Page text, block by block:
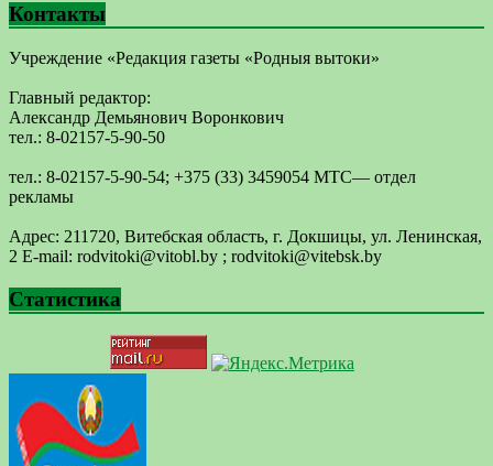
Контакты
Учреждение «Редакция газеты «Родныя вытоки»
Главный редактор:
Александр Демьянович Воронкович
тел.: 8-02157-5-90-50
тел.: 8-02157-5-90-54; +375 (33) 3459054 МТС— отдел
рекламы
Адрес: 211720, Витебская область, г. Докшицы, ул. Ленинская,
2 E-mail: ​rodvitoki@​​vitobl​.by ; rodvitoki@vitebsk.by
Статистика